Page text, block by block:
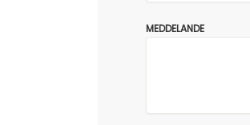
MEDDELANDE